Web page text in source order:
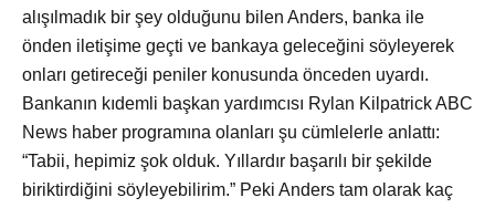
alışılmadık bir şey olduğunu bilen Anders, banka ile
önden iletişime geçti ve bankaya geleceğini söyleyerek
onları getireceği peniler konusunda önceden uyardı.
Bankanın kıdemli başkan yardımcısı Rylan Kilpatrick ABC
News haber programına olanları şu cümlelerle anlattı:
“Tabii, hepimiz şok olduk. Yıllardır başarılı bir şekilde
biriktirdiğini söyleyebilirim.” Peki Anders tam olarak kaç